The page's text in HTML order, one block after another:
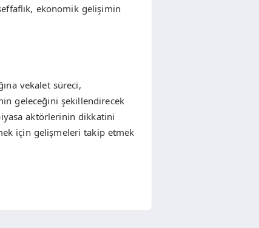
ekonomik gelişimin
vekalet süreci,
geleceğini şekillendirecek
aktörlerinin dikkatini
için gelişmeleri takip etmek